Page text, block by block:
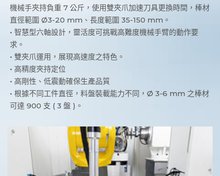
機械手夾持負重 7 公斤，使用雙夾爪加速刀具更換時間，棒材
直徑範圍 Ø3-20 mm、長度範圍 35-150 mm。
• 智慧型六軸設計，靈活度可挑戰高難度機械手臂的動作要
求。
• 雙夾爪運用，展現高速度之特色。
• 高精度夾持定位
• 高剛性、低震動確保生產品質
• 根據不同工件直徑，料盤裝載能力不同，Ø 3-6 mm 之棒材
可達 900 支 ( 3 盤 )。